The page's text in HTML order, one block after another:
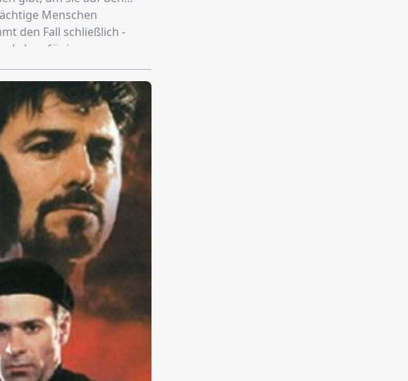
Menschen
den Fall schließlich -
Leben für immer.